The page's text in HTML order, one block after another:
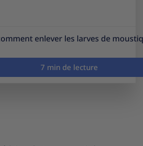
enlever les larves de